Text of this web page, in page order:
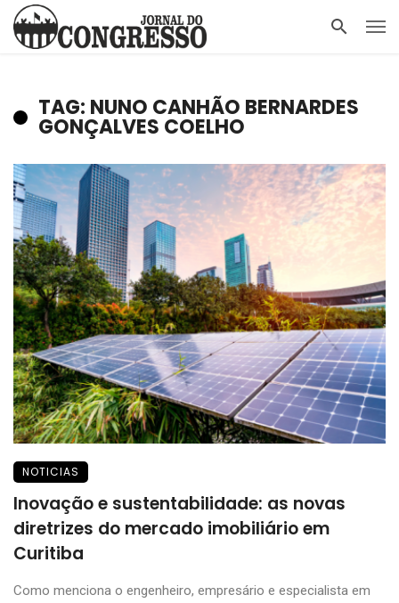
TAG: NUNO CANHÃO BERNARDES
GONÇALVES COELHO
NOTICIAS
Inovação e sustentabilidade: as novas
diretrizes do mercado imobiliário em
Curitiba
Como menciona o engenheiro, empresário e especialista em